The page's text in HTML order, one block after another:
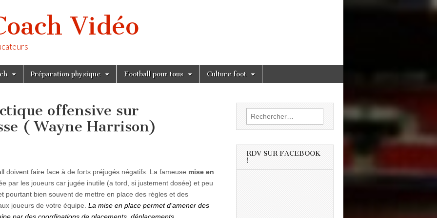
Vidéo
Préparation physique Football pour tous Culture foot
offensive sur
( Wayne Harrison)
doivent faire face à de forts préjugés négatifs. La fameuse mise en
par les joueurs car jugée inutile (a tord, si justement dosée) et peu
pourtant bien souvent de mettre en place des règles et des
joueurs de votre équipe. La mise en place permet d’amener des
Rechercher :
RDV SUR FACEBOOK
!